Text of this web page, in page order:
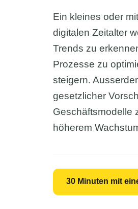
Ein kleines oder
digitalen Zeitalter
Trends zu
Prozesse zu
steigern.
gesetzlicher
Geschäftsmodelle
höherem
30 Minuten mit